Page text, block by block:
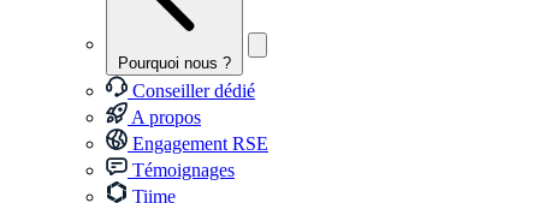
Pourquoi nous ?
Conseiller dédié
A propos
Engagement RSE
Témoignages
Tiime